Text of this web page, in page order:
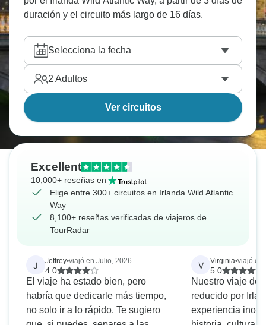
duración y el circuito más largo de 16 días.
Selecciona la fecha
2 Adultos
Ver circuitos
Excellent
10,000+ reseñas en
Elige entre 300+ circuitos en Irlanda Wild Atlantic
Way
8,100+ reseñas verificadas de viajeros de
TourRadar
J Jeffrey•viajó en Julio, 2026
4.0
El viaje ha estado bien, pero
habría que dedicarle más tiempo,
no solo ir a lo rápido. Te sugiero
V Virginia•viajó en
5.0
Nuestro viaje de
reducido por
experiencia